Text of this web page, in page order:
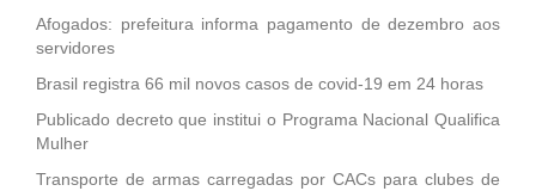
Afogados: prefeitura informa pagamento de dezembro aos
servidores
Brasil registra 66 mil novos casos de covid-19 em 24 horas
Publicado decreto que institui o Programa Nacional Qualifica
Mulher
Transporte de armas carregadas por CACs para clubes de